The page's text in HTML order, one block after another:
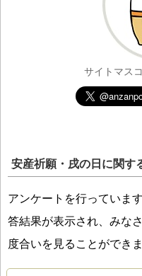
サイトマス
安産祈願・戌の日に関す
アンケートを行っていま
答結果が表示され、みな
度合いを見ることができま